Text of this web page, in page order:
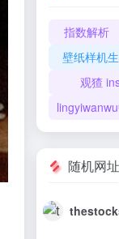
指数解析
壁纸样机
观猹
随机网址